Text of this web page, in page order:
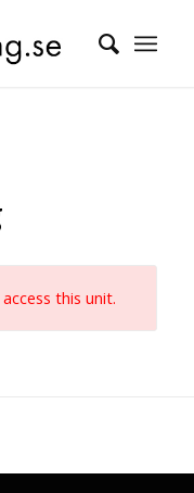
this unit.